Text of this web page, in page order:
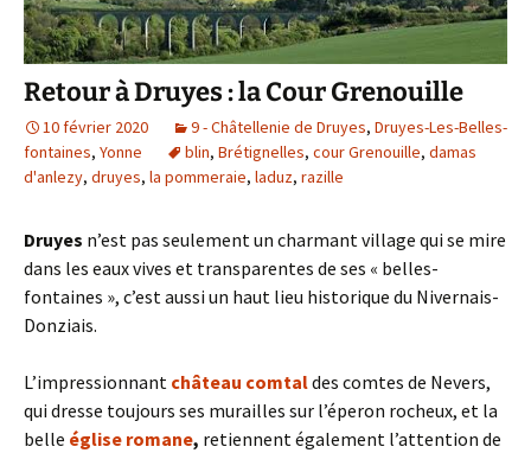
Retour à Druyes : la Cour Grenouille
10 février 2020 9 - Châtellenie de Druyes, Druyes-Les-Belles-
fontaines, Yonne blin, Brétignelles, cour Grenouille, damas
d'anlezy, druyes, la pommeraie, laduz, razille
Druyes n’est pas seulement un charmant village qui se mire
dans les eaux vives et transparentes de ses « belles-
fontaines », c’est aussi un haut lieu historique du Nivernais-
Donziais.
L’impressionnant château comtaldes comtes de Nevers,
qui dresse toujours ses murailles sur l’éperon rocheux, et la
belle église romane, retiennent également l’attention de